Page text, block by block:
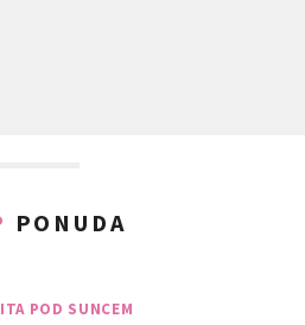
PONUDA
POD SUNCEM